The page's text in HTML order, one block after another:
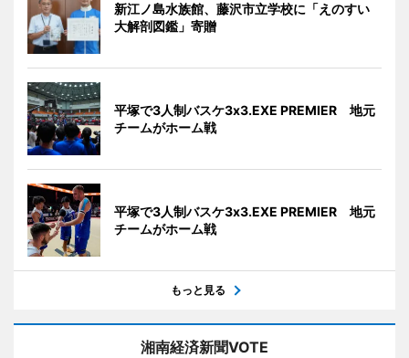
新江ノ島水族館、藤沢市立学校に「えのすい
大解剖図鑑」寄贈
平塚で3人制バスケ3x3.EXE PREMIER 地元
チームがホーム戦
平塚で3人制バスケ3x3.EXE PREMIER 地元
チームがホーム戦
もっと見る
湘南経済新聞VOTE